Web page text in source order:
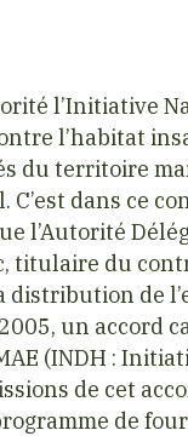
l’Initiative
l’habitat
du territoire
dans ce
l’Autorité
titulaire du
de
un accord
(INDH :
de cet
de